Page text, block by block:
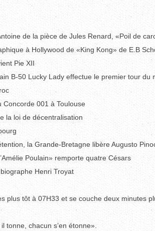
de la pièce de Jules Renard, «Poil de
à Hollywood de «King Kong» de E.B
Pie XII
B-50 Lucky Lady effectue le premier tour du
Concorde 001 à Toulouse
la loi de décentralisation
la Grande-Bretagne libère Augusto
Poulain» remporte quatre Césars
Henri Troyat
plus tôt à 07H33 et se couche deux minutes
tonne, chacun s’en étonne».